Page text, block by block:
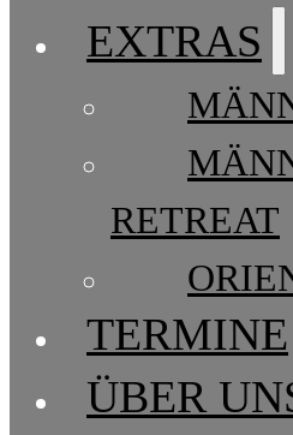
EXTRAS
RETREAT
TERMINE
ÜBER